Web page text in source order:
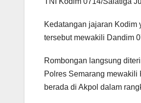
Kedatangan jajaran Kodim
tersebut mewakili Dandim
Rombongan langsung
Polres Semarang mewakili
berada di Akpol dalam